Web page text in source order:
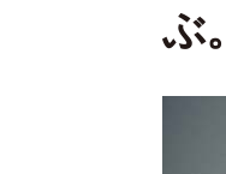
ぶ。